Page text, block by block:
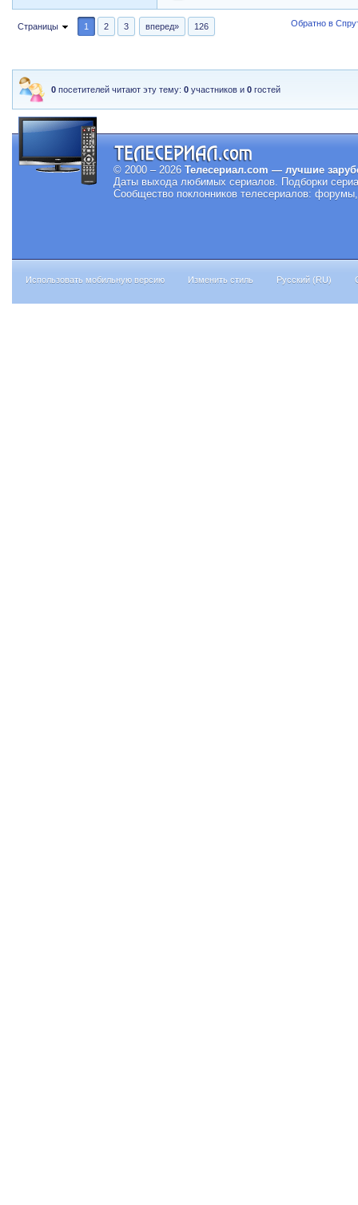
Страницы 1 2 3 вперед» 126 Обратно в
0 посетителей читают эту тему:0 участников и0 гостей
© 2000 – 2026 Телесериал.com — лучшие
Даты выхода любимых сериалов. Подборки
Сообщество поклонников телесериалов:
Использовать мобильную версию Изменить стиль Русский (RU)